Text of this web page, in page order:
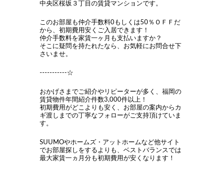
中央区桜坂３丁目の賃貸マンションです。
このお部屋も仲介手数料0もしくは50％ＯＦＦだ
から、初期費用安くご入居できます！
仲介手数料を家賃一ヶ月も支払いますか？
そこに疑問を持たれたなら、お気軽にお問合せ下
さいませ。
-----------☆
おかげさまでご紹介やリピーターが多く、福岡の
賃貸物件年間紹介件数3,000件以上！
初期費用がどこよりも安く、お部屋の案内からカ
ギ渡しまでの丁寧なフォローがご支持頂けていま
す。
SUUMOやホームズ・アットホームなど他サイト
でお部屋探しをするよりも、ベストバランスでは
最大家賃一ヵ月分も初期費用が安くなります！